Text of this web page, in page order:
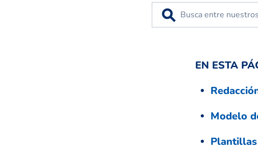
⚲
EN ESTA
Modelo